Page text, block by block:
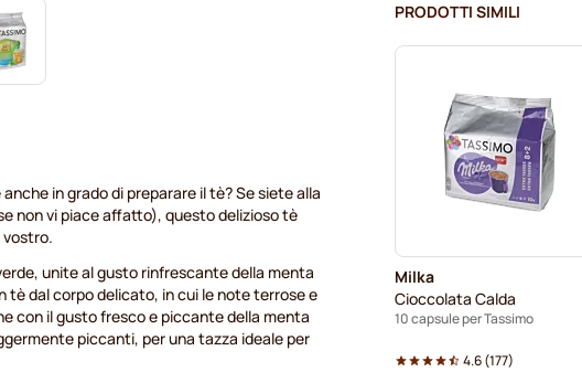
Friele capsule caffè per
Per Tassimo®
Gevalia capsule caffè
PRODOTTI SIMILI
Milka
Cioccolata Calda
10 capsule per Tassimo
4.6(177)
in grado di preparare il tè? Se siete alla
non vi piace affatto), questo delizioso tè
vostro.
unite al gusto rinfrescante della menta
tè dal corpo delicato, in cui le note terrose e
con il gusto fresco e piccante della menta
piccanti, per una tazza ideale per